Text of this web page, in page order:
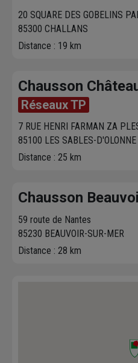
20 SQUARE DES GOBELINS
85300 CHALLANS
Distance : 19 km
Chausson
Réseaux TP
7 RUE HENRI FARMAN ZA
85100 LES SABLES-D'OLONNE
Distance : 25 km
Chausson
59 route de Nantes
85230 BEAUVOIR-SUR-MER
Distance : 28 km